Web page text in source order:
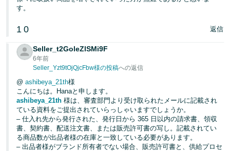
す。
1 0 返信
Seller_t2GoleZlSMi9F
6年前
Seller_Yzt9tOjQjcFbw様の投稿への返信
@ashibeya_21th様
こんにちは。Hanaと申します。
ashibeya_21th 様は、審査部門より受け取られたメールに記載され
ている資料をご提出されていらっしゃいますでしょうか。
– 仕入れ先から発行された、発行日から 365 日以内の請求書、領収
書、契約書、配送注文書、または販売許可書の写し。記載されてい
る商品数が出品者様の在庫と一致している必要があります。
– 出品者様がブランド所有者でない場合、販売許可書と、供給プロセ